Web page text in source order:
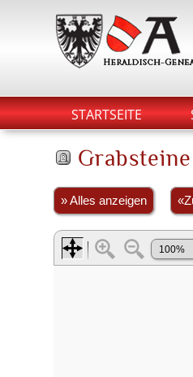
STARTSEITE
Grabsteine
» Alles anzeigen